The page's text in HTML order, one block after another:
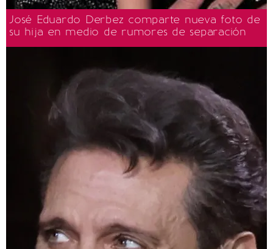
José Eduardo Derbez comparte nueva foto de
su hija en medio de rumores de separación